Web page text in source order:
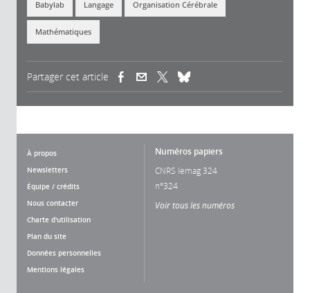
Babylab Langage Organisation Cérébrale
Mathématiques
Partager cet article (link is external)(link is external)
À propos
Newsletters
Équipe / crédits
Nous contacter
Charte d'utilisation
Plan du site
Données personnelles
Mentions légales
Numéros papiers
CNRS lemag 324
n°324
Voir tous les numéros